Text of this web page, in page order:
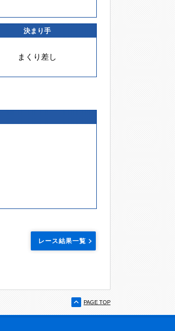
決まり手
まくり差し
レース結果一覧
PAGE TOP